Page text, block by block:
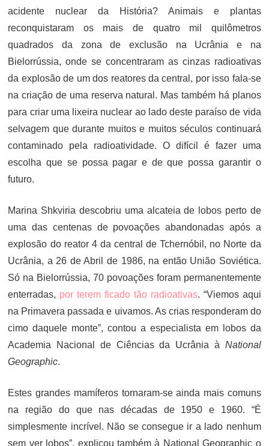
acidente nuclear da História? Animais e plantas
reconquistaram os mais de quatro mil quilômetros
quadrados da zona de exclusão na Ucrânia e na
Bielorrússia, onde se concentraram as cinzas radioativas
da explosão de um dos reatores da central, por isso fala-se
na criação de uma reserva natural. Mas também há planos
para criar uma lixeira nuclear ao lado deste paraíso de vida
selvagem que durante muitos e muitos séculos continuará
contaminado pela radioatividade. O difícil é fazer uma
escolha que se possa pagar e de que possa garantir o
futuro.
Marina Shkviria descobriu uma alcateia de lobos perto de
uma das centenas de povoações abandonadas após a
explosão do reator 4 da central de Tchernóbil, no Norte da
Ucrânia, a 26 de Abril de 1986, na então União Soviética.
Só na Bielorrússia, 70 povoações foram permanentemente
enterradas, por terem ficado tão radioativas. “Viemos aqui
na Primavera passada e uivamos. As crias responderam do
cimo daquele monte”, contou a especialista em lobos da
Academia Nacional de Ciências da Ucrânia à National
Geographic.
Estes grandes mamíferos tornaram-se ainda mais comuns
na região do que nas décadas de 1950 e 1960. “É
simplesmente incrível. Não se consegue ir a lado nenhum
sem ver lobos”, explicou também à National Geographic o